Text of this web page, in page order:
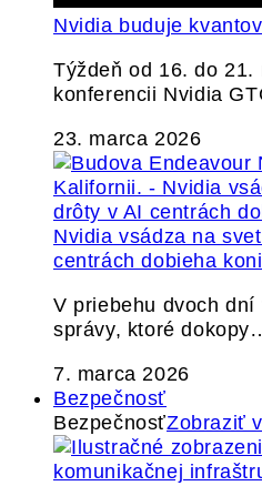
Nvidia buduje
Týždeň od 16. do 21.
konferencii Nvidia
23. marca 2026
Nvidia vsádza na
centrách dobieha
V priebehu dvoch
správy, ktoré
7. marca 2026
Bezpečnosť
BezpečnosťZobraziť